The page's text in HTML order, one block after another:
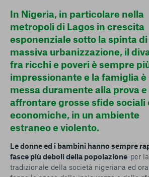
In Nigeria, in particolare nella
metropoli di Lagos in crescita
esponenziale sotto la spinta di
massiva urbanizzazione, il
fra ricchi e poveri è sempre
impressionante e la famiglia è
messa duramente alla prova e
affrontare grosse sfide sociali
economiche, in un ambiente
estraneo e violento.
Le donne ed i bambini hanno sempre
fasce più deboli della popolazione per
tradizionale della società nigeriana ed